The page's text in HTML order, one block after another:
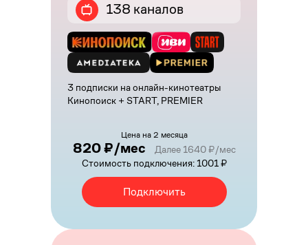
138 каналов
3 подписки на онлайн-кинотеатры
Кинопоиск + START, PREMIER
Цена на 2 месяца
820 ₽/мес
Далее 1640 ₽/мес
Стоимость подключения: 1001 ₽
Подключить